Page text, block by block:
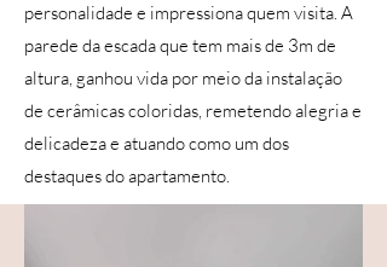
personalidade e impressiona quem visita. A
parede da escada que tem mais de 3m de
altura, ganhou vida por meio da instalação
de cerâmicas coloridas, remetendo alegria e
delicadeza e atuando como um dos
destaques do apartamento.